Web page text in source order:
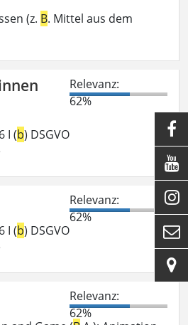
(z. B. Mittel aus dem
Relevanz:
62%
I (b) DSGVO
Relevanz:
62%
I (b) DSGVO
Relevanz:
62%




